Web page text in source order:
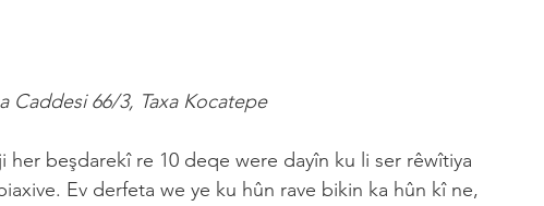
Caddesi 66/3, Taxa Kocatepe
her beşdarekî re 10 deqe were dayîn ku li ser rêwîtiya
Ev derfeta we ye ku hûn rave bikin ka hûn kî ne,